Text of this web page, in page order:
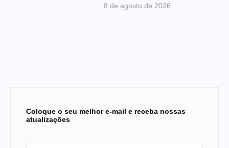
8 de agosto de 2026
Coloque o seu melhor e-mail e receba nossas
atualizações